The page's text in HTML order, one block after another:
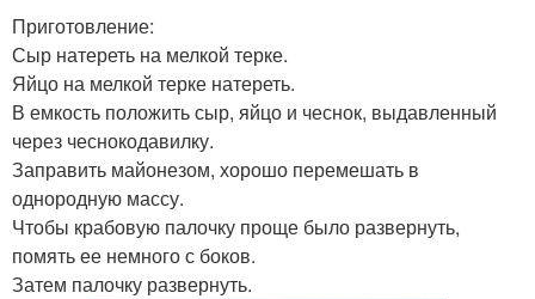
Приготовление:
Сыр натереть на мелкой терке.
Яйцо на мелкой терке натереть.
В емкость положить сыр, яйцо и чеснок, выдавленный
через чеснокодавилку.
Заправить майонезом, хорошо перемешать в
однородную массу.
Чтобы крабовую палочку проще было развернуть,
помять ее немного с боков.
Затем палочку развернуть.